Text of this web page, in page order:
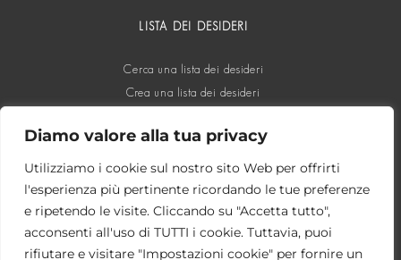
Diamo valore alla tua privacy
Utilizziamo i cookie sul nostro sito Web per offrirti
l'esperienza più pertinente ricordando le tue preferenze
e ripetendo le visite. Cliccando su "Accetta tutto",
acconsenti all'uso di TUTTI i cookie. Tuttavia, puoi
rifiutare e visitare "Impostazioni cookie" per fornire un
LISTA DEI DESIDERI
Cerca una lista dei desideri
Crea una lista dei desideri
SOCIAL